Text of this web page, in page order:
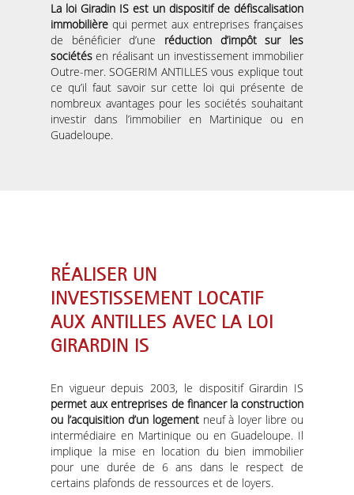
La loi Giradin IS est un dispositif de défiscalisation
immobilière qui permet aux entreprises françaises
de bénéficier d’une réduction d’impôt sur les
sociétés en réalisant un investissement immobilier
Outre-mer. SOGERIM ANTILLES vous explique tout
ce qu’il faut savoir sur cette loi qui présente de
nombreux avantages pour les sociétés souhaitant
investir dans l’immobilier en Martinique ou en
Guadeloupe.
RÉALISER UN
INVESTISSEMENT LOCATIF
AUX ANTILLES AVEC LA LOI
GIRARDIN IS
En vigueur depuis 2003, le dispositif Girardin IS
permet aux entreprises de financer la construction
ou l’acquisition d’un logementneuf à loyer libre ou
intermédiaire en Martinique ou en Guadeloupe. Il
implique la mise en location du bien immobilier
pour une durée de 6 ans dans le respect de
certains plafonds de ressources et de loyers.